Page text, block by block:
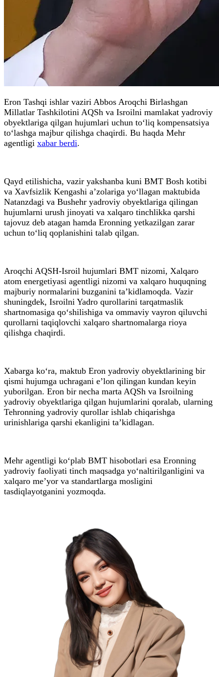
Eron Tashqi ishlar vaziri Abbos Aroqchi Birlashgan
Millatlar Tashkilotini AQSh va Isroilni mamlakat yadroviy
obyektlariga qilgan hujumlari uchun to‘liq kompensatsiya
to‘lashga majbur qilishga chaqirdi. Bu haqda Mehr
agentligi xabar berdi.
Qayd etilishicha, vazir yakshanba kuni BMT Bosh kotibi
va Xavfsizlik Kengashi a’zolariga yo‘llagan maktubida
Natanzdagi va Bushehr yadroviy obyektlariga qilingan
hujumlarni urush jinoyati va xalqaro tinchlikka qarshi
tajovuz deb atagan hamda Eronning yetkazilgan zarar
uchun to‘liq qoplanishini talab qilgan.
Aroqchi AQSH-Isroil hujumlari BMT nizomi, Xalqaro
atom energetiyasi agentligi nizomi va xalqaro huquqning
majburiy normalarini buzganini ta’kidlamoqda. Vazir
shuningdek, Isroilni Yadro qurollarini tarqatmaslik
shartnomasiga qo‘shilishiga va ommaviy vayron qiluvchi
qurollarni taqiqlovchi xalqaro shartnomalarga rioya
qilishga chaqirdi.
Xabarga ko‘ra, maktub Eron yadroviy obyektlarining bir
qismi hujumga uchragani e’lon qilingan kundan keyin
yuborilgan. Eron bir necha marta AQSh va Isroilning
yadroviy obyektlariga qilgan hujumlarini qoralab, ularning
Tehronning yadroviy qurollar ishlab chiqarishga
urinishlariga qarshi ekanligini ta’kidlagan.
Mehr agentligi ko‘plab BMT hisobotlari esa Eronning
yadroviy faoliyati tinch maqsadga yo‘naltirilganligini va
xalqaro me’yor va standartlarga mosligini
tasdiqlayotganini yozmoqda.